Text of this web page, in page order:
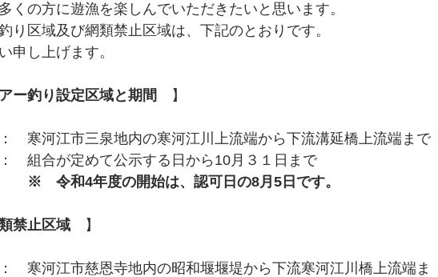
くの方に遊漁を楽しんでいただきたいと思います。
り区域及び網類禁止区域は、下記のとおりです。
申し上げます。
ー釣り設定区域と期間 】
寒河江市三泉地内の寒河江川上流端から下流溝延橋上流端まで
組合が定めて公示する日から10月３１日まで
度の開始は、認可日の8月5日です。
禁止区域 】
寒河江市慈恩寺地内の昭和堰堰堤から下流寒河江川橋上流端ま